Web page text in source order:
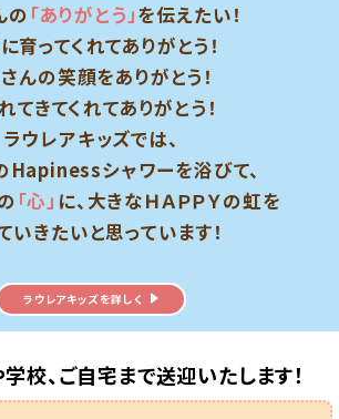
の 「ありがとう」を伝えたい！
育ってくれてありがとう！
んの笑顔をありがとう！
てきてくれてありがとう！
ラウレアキッズでは、
Hapinessシャワーを浴びて、
「心」 に、大きなＨＡＰＰＹの虹を
いきたいと思っています！
ラウレアキッズを詳しく
校、ご自宅まで送迎いたします！